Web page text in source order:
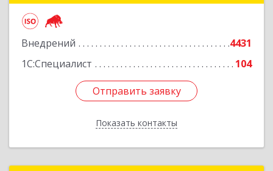
Внедрений
4431
1С:Специалист
104
Отправить заявку
Показать контакты
Отправить заявку
Назад